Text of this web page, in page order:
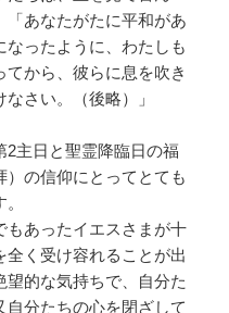
「あなたがたに平和があ
なったように、わたしも
から、彼らに息を吹き
さい。（後略）」
2主日と聖霊降臨日の福
の信仰にとってとても
もあったイエスさまが十
く受け容れることが出
的な気持ちで、自分た
分たちの心を閉ざして